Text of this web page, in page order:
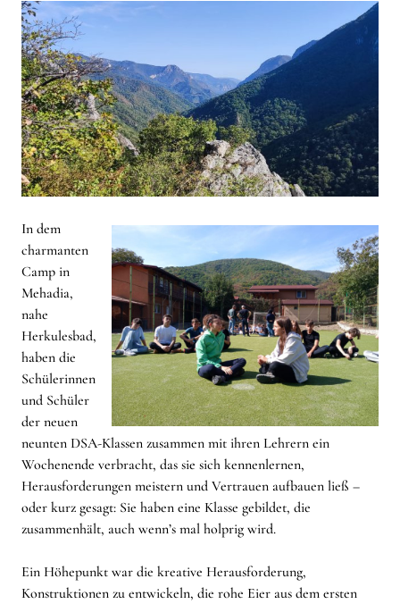
In dem
charmanten
Camp in
Mehadia,
nahe
Herkulesbad,
haben die
Schülerinnen
und Schüler
der neuen
neunten DSA-Klassen zusammen mit ihren Lehrern ein
Wochenende verbracht, das sie sich kennenlernen,
Herausforderungen meistern und Vertrauen aufbauen ließ –
oder kurz gesagt: Sie haben eine Klasse gebildet, die
zusammenhält, auch wenn’s mal holprig wird.
Ein Höhepunkt war die kreative Herausforderung,
Konstruktionen zu entwickeln, die rohe Eier aus dem ersten